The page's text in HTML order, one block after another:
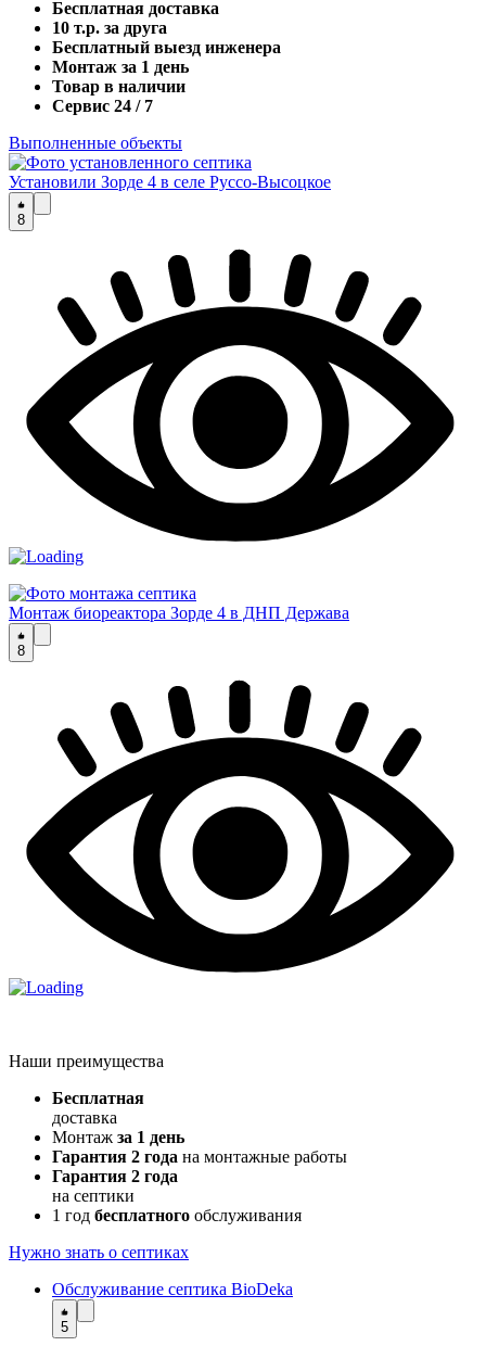
Бесплатная доставка
10 т.р. за друга
Бесплатный выезд инженера
Монтаж за 1 день
Товар в наличии
Сервис 24 / 7
Выполненные объекты
Установили Зорде 4 в селе Руссо-Высоцкое
8
Монтаж биореактора Зорде 4 в ДНП Держава
8
Наши преимущества
Бесплатная
доставка
Монтаж за 1 день
Гарантия 2 года на монтажные работы
Гарантия 2 года
на септики
1 год бесплатного обслуживания
Нужно знать о септиках
Обслуживание септика BioDeka
5